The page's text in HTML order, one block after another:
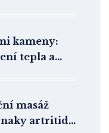
kameny:
tepla a
masáž
artritidy